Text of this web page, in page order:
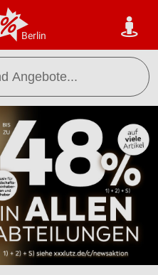
Berlin